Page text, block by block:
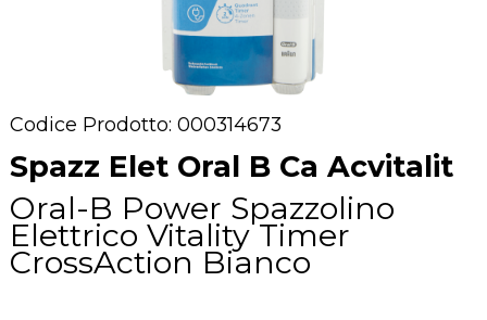
Codice Prodotto: 000314673
Spazz Elet Oral B Ca Acvitalit
Oral-B Power Spazzolino
Elettrico Vitality Timer
CrossAction Bianco